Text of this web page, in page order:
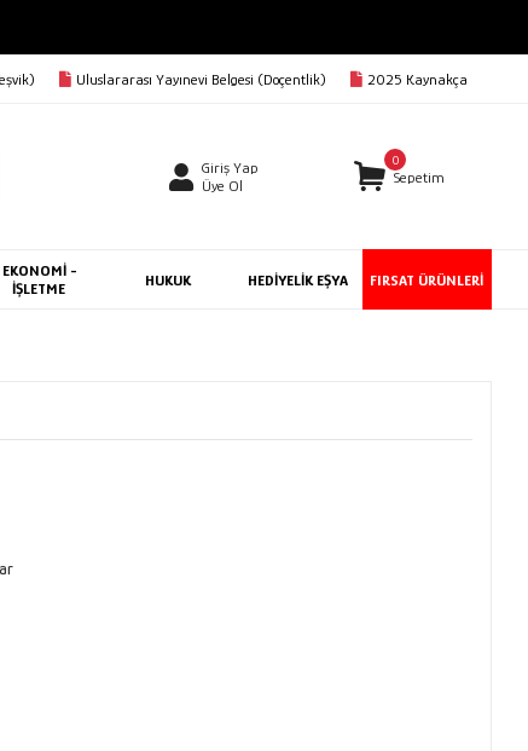
Uluslararası Yayınevi Belgesi (Doçentlik) 2025 Kaynakça
Giriş Yap
Üye Ol
0
Sepetim
EKONOMİ -
İŞLETME
HUKUK HEDİYELİK EŞYA FIRSAT ÜRÜNLERİ